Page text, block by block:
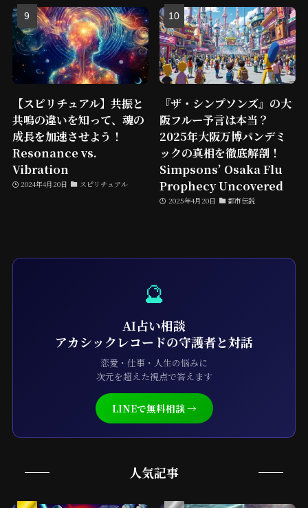
【スピリチュアル】共振と
共鳴の違いを知って、魂の
成長を加速させよう！
Resonance vs.
Vibration
2024年4月20日 スピリチュアル
『ザ・シンプソンズ』の大
阪フルー予言は本当？
2025年大阪万博パンデミ
ックの真相を徹底解剖！
Simpsons’ Osaka Flu
Prophecy Uncovered
2025年4月20日 都市伝説
🔮
AI占い相談
アカシックレコードの守護者と対話
恋愛・仕事・人生の悩みに
次元を超えた視点で答えます
LINEで無料相談 →
人気記事